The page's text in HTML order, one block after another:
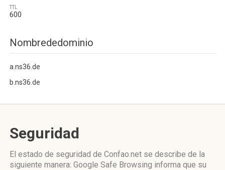
TTL
600
Nombrededominio
a.ns36.de
b.ns36.de
Seguridad
El estado de seguridad de Confao.net se describe de la
siguiente manera: Google Safe Browsing informa que su